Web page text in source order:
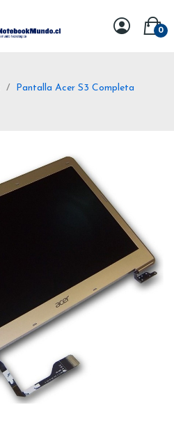
0
Pantalla Acer S3 Completa